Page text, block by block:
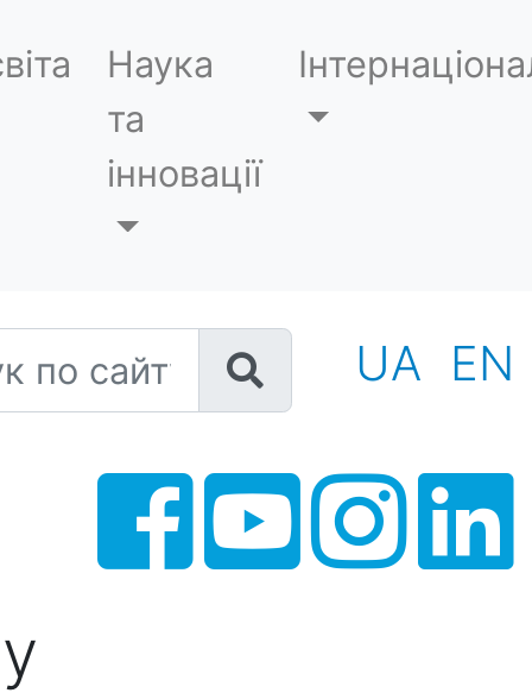
Наука
та
інновації
сайту UA EN